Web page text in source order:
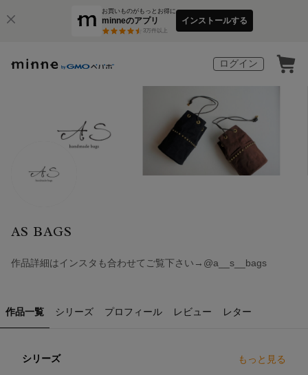
お買いものがもっとお得に
minneのアプリ
3万件以上
インストールする
ログイン
AS BAGS
作品詳細はインスタも合わせてご覧下さい→@a__s__bags
作品一覧 シリーズ プロフィール レビュー レター
シリーズ もっと見る